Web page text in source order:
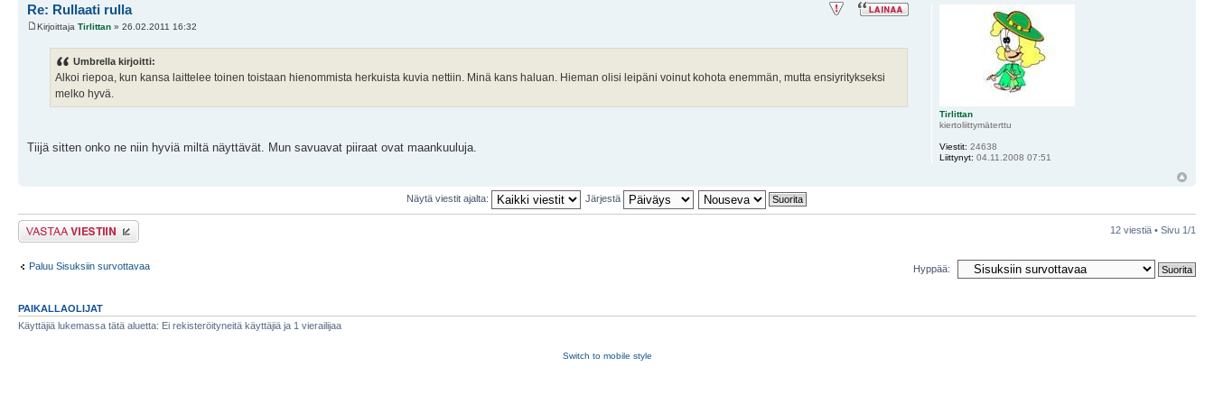
Re: Rullaati rulla
Kirjoittaja Tirlittan » 26.02.2011 16:32
Umbrella kirjoitti:
Alkoi riepoa, kun kansa laittelee toinen toistaan hienommista herkuista kuvia nettiin. Minä kans haluan. Hieman olisi leipäni voinut kohota enemmän, mutta ensiyritykseksi
melko hyvä.
Tiijä sitten onko ne niin hyviä miltä näyttävät. Mun savuavat piiraat ovat maankuuluja.
Tirlittan
kiertoliittymäterttu
Viestit: 24638
Liittynyt: 04.11.2008 07:51
Näytä viestit ajalta: Järjestä
Lähetä vastaus 12 viestiä • Sivu 1/1
Paluu Sisuksiin survottavaa Hyppää:
PAIKALLAOLIJAT
Käyttäjiä lukemassa tätä aluetta: Ei rekisteröityneitä käyttäjiä ja 1 vierailijaa
Switch to mobile style